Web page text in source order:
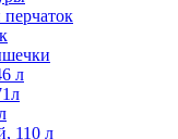
л
110 л